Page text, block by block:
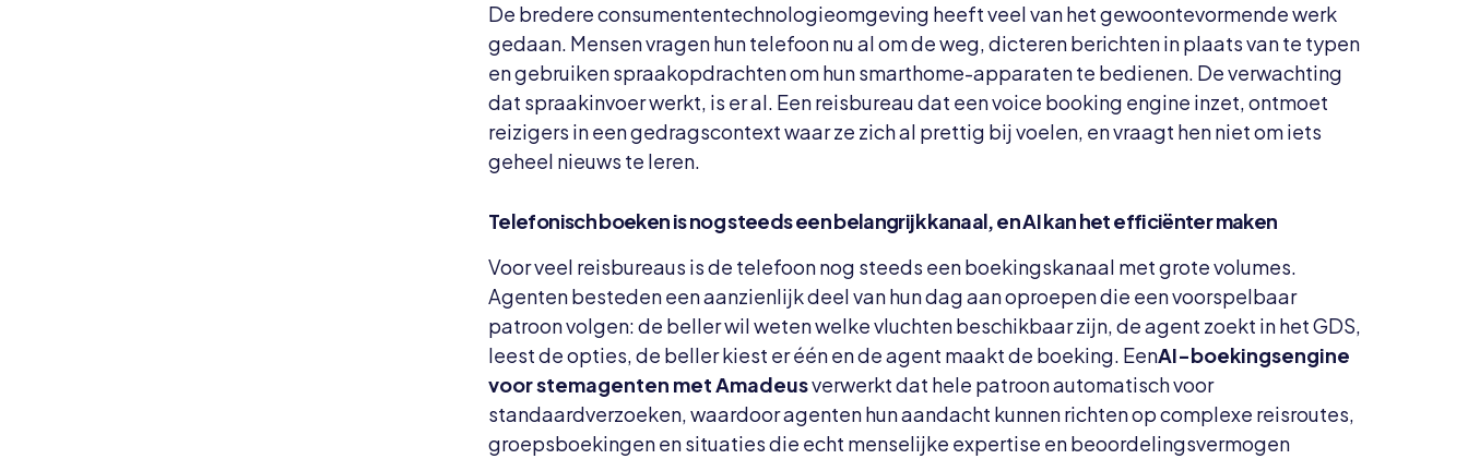
De bredere consumententechnologieomgeving heeft veel van het gewoontevormende werk
gedaan. Mensen vragen hun telefoon nu al om de weg, dicteren berichten in plaats van te typen
en gebruiken spraakopdrachten om hun smarthome-apparaten te bedienen. De verwachting
dat spraakinvoer werkt, is er al. Een reisbureau dat een voice booking engine inzet, ontmoet
reizigers in een gedragscontext waar ze zich al prettig bij voelen, en vraagt ​​hen niet om iets
geheel nieuws te leren.
Telefonisch boeken is nog steeds een belangrijk kanaal, en AI kan het efficiënter maken
Voor veel reisbureaus is de telefoon nog steeds een boekingskanaal met grote volumes.
Agenten besteden een aanzienlijk deel van hun dag aan oproepen die een voorspelbaar
patroon volgen: de beller wil weten welke vluchten beschikbaar zijn, de agent zoekt in het GDS,
leest de opties, de beller kiest er één en de agent maakt de boeking. EenAI-boekingsengine
voor stemagenten met Amadeusverwerkt dat hele patroon automatisch voor
standaardverzoeken, waardoor agenten hun aandacht kunnen richten op complexe reisroutes,
groepsboekingen en situaties die echt menselijke expertise en beoordelingsvermogen